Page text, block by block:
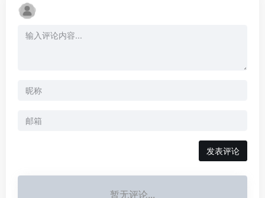
发表评论
暂无评论...